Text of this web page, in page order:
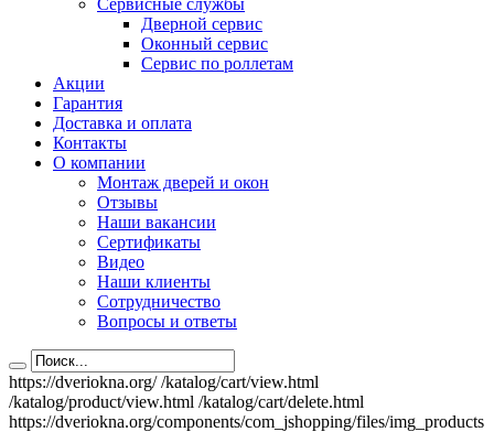
Сервисные службы
Дверной сервис
Оконный сервис
Сервис по роллетам
Акции
Гарантия
Доставка и оплата
Контакты
О компании
Монтаж дверей и окон
Отзывы
Наши вакансии
Сертификаты
Видео
Наши клиенты
Сотрудничество
Вопросы и ответы
https://dveriokna.org/ /katalog/cart/view.html
/katalog/product/view.html /katalog/cart/delete.html
https://dveriokna.org/components/com_jshopping/files/img_products